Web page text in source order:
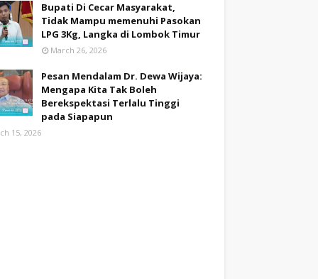
Bupati Di Cecar Masyarakat,
Tidak Mampu memenuhi Pasokan
LPG 3Kg, Langka di Lombok Timur
March 26, 2026
Pesan Mendalam Dr. Dewa Wijaya:
Mengapa Kita Tak Boleh
Berekspektasi Terlalu Tinggi
pada Siapapun
15, 2026